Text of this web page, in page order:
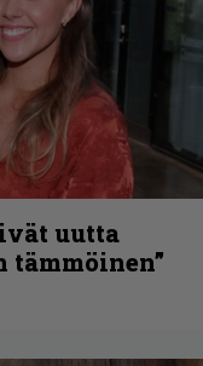
uutta
tämmöinen”